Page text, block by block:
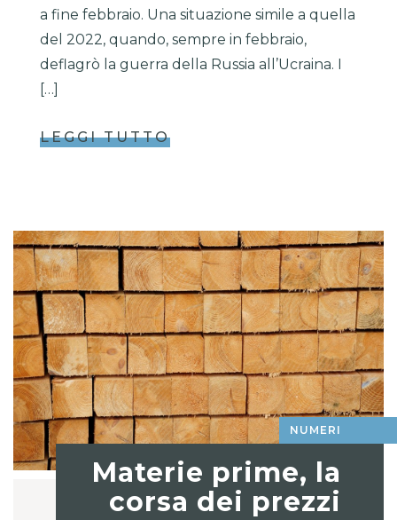
a fine febbraio. Una situazione simile a quella
del 2022, quando, sempre in febbraio,
deflagrò la guerra della Russia all’Ucraina. I
[…]
LEGGI TUTTO
NUMERI
Materie prime, la
corsa dei prezzi